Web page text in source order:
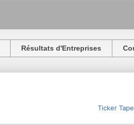
Résultats d'Entreprises
Ticker Tape